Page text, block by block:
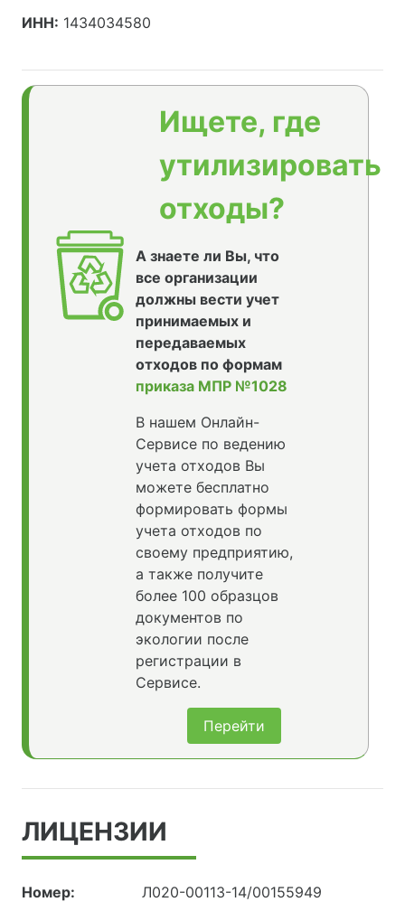
ИНН: 1434034580
Ищете, где
утилизировать
отходы?
А знаете ли Вы, что
все организации
должны вести учет
принимаемых и
передаваемых
отходов по формам
приказа МПР №1028
В нашем Онлайн-
Сервисе по ведению
учета отходов Вы
можете бесплатно
формировать формы
учета отходов по
своему предприятию,
а также получите
более 100 образцов
документов по
экологии после
регистрации в
Сервисе.
Перейти
ЛИЦЕНЗИИ
Номер: Л020-00113-14/00155949